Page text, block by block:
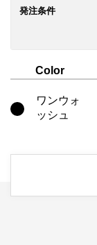
発注条件
Color
ワンウォ
ッシュ